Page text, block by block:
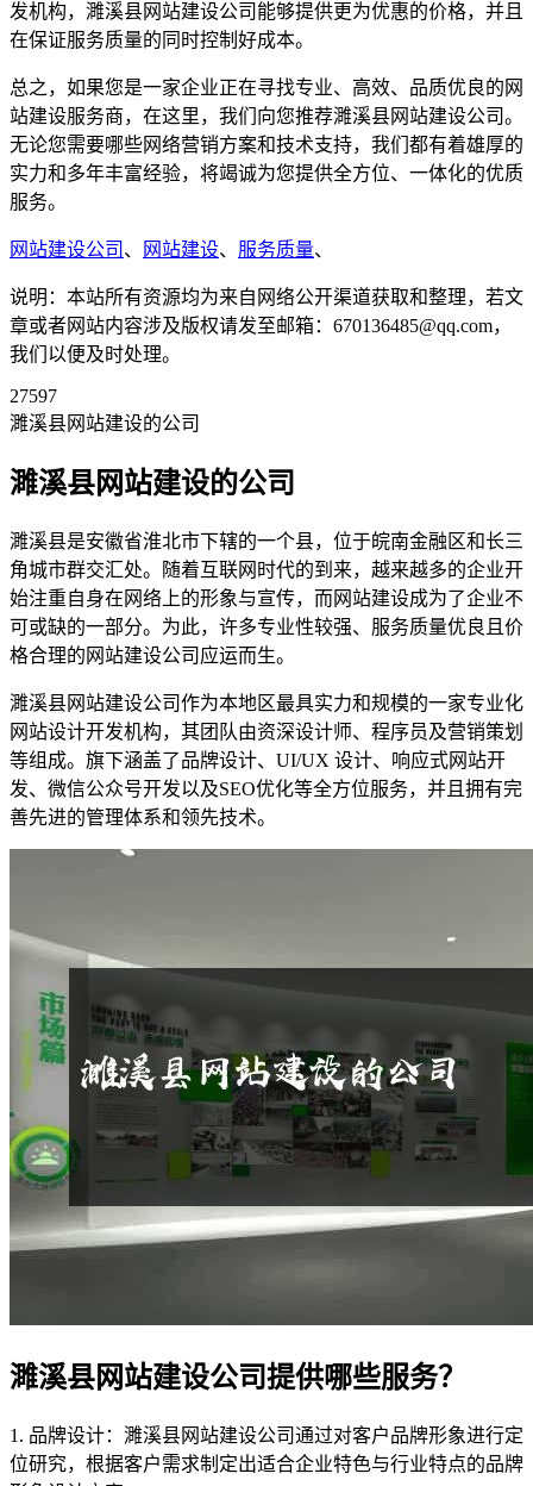
发机构，濉溪县网站建设公司能够提供更为优惠的价格，并且
在保证服务质量的同时控制好成本。
总之，如果您是一家企业正在寻找专业、高效、品质优良的网
站建设服务商，在这里，我们向您推荐濉溪县网站建设公司。
无论您需要哪些网络营销方案和技术支持，我们都有着雄厚的
实力和多年丰富经验，将竭诚为您提供全方位、一体化的优质
服务。
网站建设公司 、 网站建设、 服务质量、
说明：本站所有资源均为来自网络公开渠道获取和整理，若文
章或者网站内容涉及版权请发至邮箱：670136485@qq.com，
我们以便及时处理。
27597
濉溪县网站建设的公司
濉溪县网站建设的公司
濉溪县是安徽省淮北市下辖的一个县，位于皖南金融区和长三
角城市群交汇处。随着互联网时代的到来，越来越多的企业开
始注重自身在网络上的形象与宣传，而网站建设成为了企业不
可或缺的一部分。为此，许多专业性较强、服务质量优良且价
格合理的网站建设公司应运而生。
濉溪县网站建设公司作为本地区最具实力和规模的一家专业化
网站设计开发机构，其团队由资深设计师、程序员及营销策划
等组成。旗下涵盖了品牌设计、UI/UX 设计、响应式网站开
发、微信公众号开发以及SEO优化等全方位服务，并且拥有完
善先进的管理体系和领先技术。
濉溪县网站建设公司提供哪些服务？
1. 品牌设计：濉溪县网站建设公司通过对客户品牌形象进行定
位研究，根据客户需求制定出适合企业特色与行业特点的品牌